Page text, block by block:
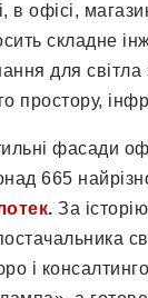
в офісі,
складне
для світла
простору,
фасади
665
. За
і